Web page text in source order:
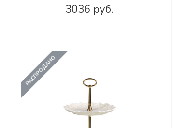
3036 руб.
РАСПРОДАНО